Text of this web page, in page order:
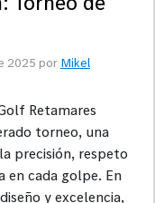
2025 por Mikel
Retamares
torneo, una
precisión, respeto
en cada golpe. En
y excelencia,